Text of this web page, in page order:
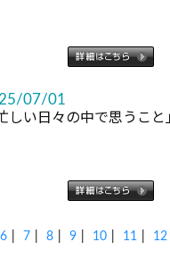
07/01
しい日々の中で思うこと
6 7 8 9 10 11 12